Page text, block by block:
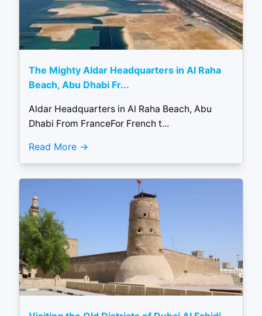
The Mighty Aldar Headquarters in Al Raha
Beach, Abu Dhabi Fr...
Aldar Headquarters in Al Raha Beach, Abu
Dhabi From FranceFor French t...
Read More